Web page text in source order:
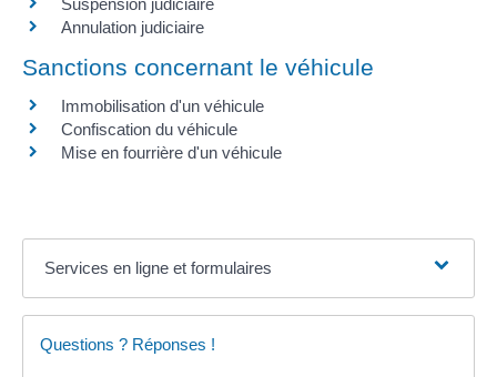
Annulation judiciaire
Sanctions concernant le véhicule
Immobilisation d'un véhicule
Confiscation du véhicule
Mise en fourrière d'un véhicule
Services en ligne et formulaires
Questions ? Réponses !